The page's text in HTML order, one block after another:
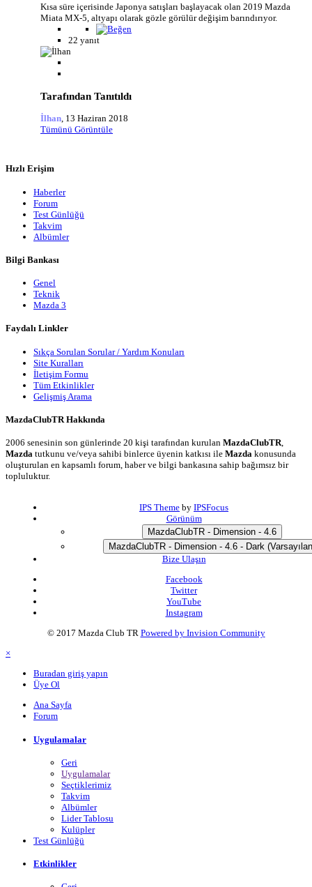
Kısa süre içerisinde Japonya satışları başlayacak olan 2019 Mazda
Miata MX-5, altyapı olarak gözle görülür değişim barındırıyor.
22 yanıt
Tarafından Tanıtıldı
İlhan, 13 Haziran 2018
Tümünü Görüntüle
Hızlı Erişim
Haberler
Forum
Test Günlüğü
Takvim
Albümler
Bilgi Bankası
Genel
Teknik
Mazda 3
Faydalı Linkler
Sıkça Sorulan Sorular / Yardım Konuları
Site Kuralları
İletişim Formu
Tüm Etkinlikler
Gelişmiş Arama
MazdaClubTR Hakkında
2006 senesinin son günlerinde 20 kişi tarafından kurulan MazdaClubTR,
Mazda tutkunu ve/veya sahibi binlerce üyenin katkısı ile Mazda konusunda
oluşturulan en kapsamlı forum, haber ve bilgi bankasına sahip bağımsız bir
topluluktur.
IPS Theme by IPSFocus
Görünüm
MazdaClubTR - Dimension - 4.6
MazdaClubTR - Dimension - 4.6 - Dark
Bize Ulaşın
Facebook
Twitter
YouTube
Instagram
© 2017 Mazda Club TR Powered by Invision Community
×
Buradan giriş yapın
Üye Ol
Ana Sayfa
Forum
Uygulamalar
Geri
Uygulamalar
Seçtiklerimiz
Takvim
Albümler
Lider Tablosu
Kulüpler
Test Günlüğü
Etkinlikler